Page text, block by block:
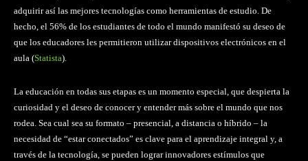
adquirir así las mejores tecnologías como herramientas de estudio. De
hecho, el 56% de los estudiantes de todo el mundo manifestó su deseo de
que los educadores les permitieron utilizar dispositivos electrónicos en el
aula (Statista).
La educación en todas sus etapas es un momento especial, que despierta la
curiosidad y el deseo de conocer y entender más sobre el mundo que nos
rodea. Sea cual sea su formato – presencial, a distancia o híbrido – la
necesidad de “estar conectados” es clave para el aprendizaje integral y, a
través de la tecnología, se pueden lograr innovadores estímulos que